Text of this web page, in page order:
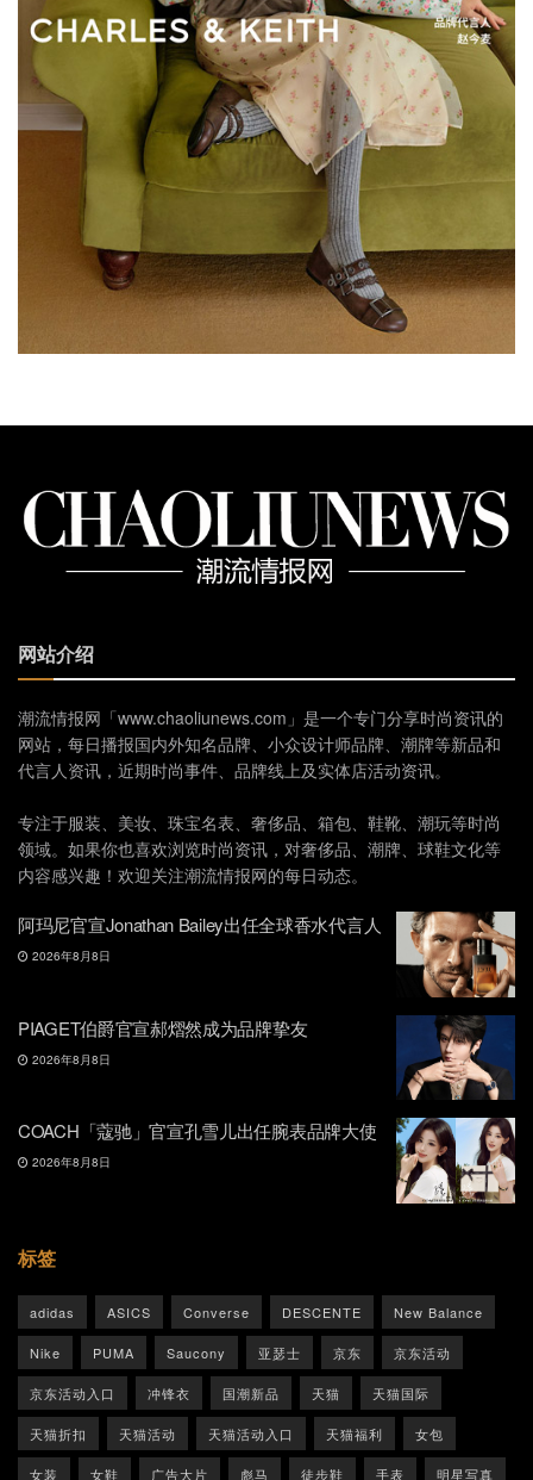
网站介绍
潮流情报网「www.chaoliunews.com」是一个专门分享时尚资讯的
网站，每日播报国内外知名品牌、小众设计师品牌、潮牌等新品和
代言人资讯，近期时尚事件、品牌线上及实体店活动资讯。
专注于服装、美妆、珠宝名表、奢侈品、箱包、鞋靴、潮玩等时尚
领域。如果你也喜欢浏览时尚资讯，对奢侈品、潮牌、球鞋文化等
内容感兴趣！欢迎关注潮流情报网的每日动态。
阿玛尼官宣Jonathan Bailey出任全球香水代言人
2026年8月8日
PIAGET伯爵官宣郝熠然成为品牌挚友
2026年8月8日
COACH「蔻驰」官宣孔雪儿出任腕表品牌大使
2026年8月8日
标签
adidas ASICS Converse DESCENTE New Balance
Nike PUMA Saucony 亚瑟士 京东 京东活动
京东活动入口 冲锋衣 国潮新品 天猫 天猫国际
天猫折扣 天猫活动 天猫活动入口 天猫福利 女包
女装 女鞋 广告大片 彪马 徒步鞋 手表 明星写真